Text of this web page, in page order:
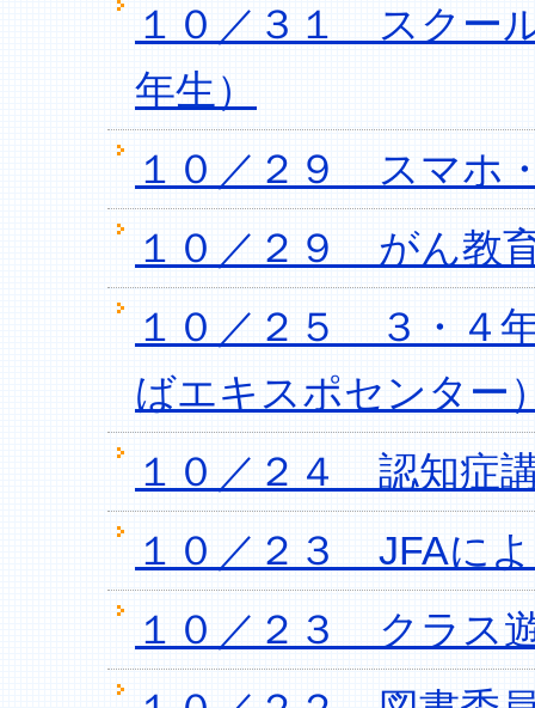
１０／３１ スクー
年生）
１０／２９ スマホ
１０／２９ がん教
１０／２５ ３・４
ばエキスポセンター
１０／２４ 認知症
１０／２３ JFAに
１０／２３ クラス